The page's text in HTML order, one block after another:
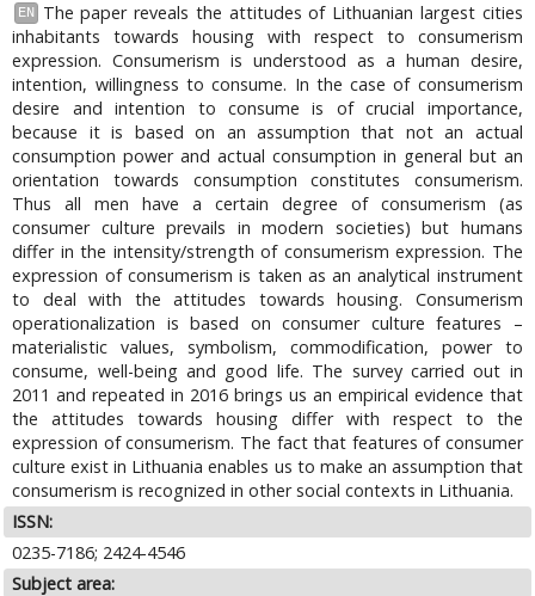
EN
The paper reveals the attitudes of Lithuanian largest cities
inhabitants towards housing with respect to consumerism
expression. Consumerism is understood as a human desire,
intention, willingness to consume. In the case of consumerism
desire and intention to consume is of crucial importance,
because it is based on an assumption that not an actual
consumption power and actual consumption in general but an
orientation towards consumption constitutes consumerism.
Thus all men have a certain degree of consumerism (as
consumer culture prevails in modern societies) but humans
differ in the intensity/strength of consumerism expression. The
expression of consumerism is taken as an analytical instrument
to deal with the attitudes towards housing. Consumerism
operationalization is based on consumer culture features –
materialistic values, symbolism, commodification, power to
consume, well-being and good life. The survey carried out in
2011 and repeated in 2016 brings us an empirical evidence that
the attitudes towards housing differ with respect to the
expression of consumerism. The fact that features of consumer
culture exist in Lithuania enables us to make an assumption that
consumerism is recognized in other social contexts in Lithuania.
ISSN:
0235-7186; 2424-4546
Subject area: